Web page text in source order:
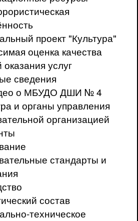
проект "Культура"
оценка качества
оказания услуг
сведения
о МБУДО ДШИ № 4
и органы управления
организацией
стандарты и
состав
техническое